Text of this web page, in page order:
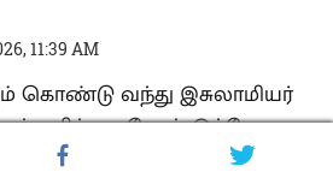
11:39 AM
கொண்டு வந்து இசுலாமியர்
பறிப்பது போல் இப்போது
பறிக்க,